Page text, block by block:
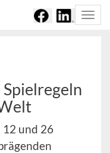
12 und 26